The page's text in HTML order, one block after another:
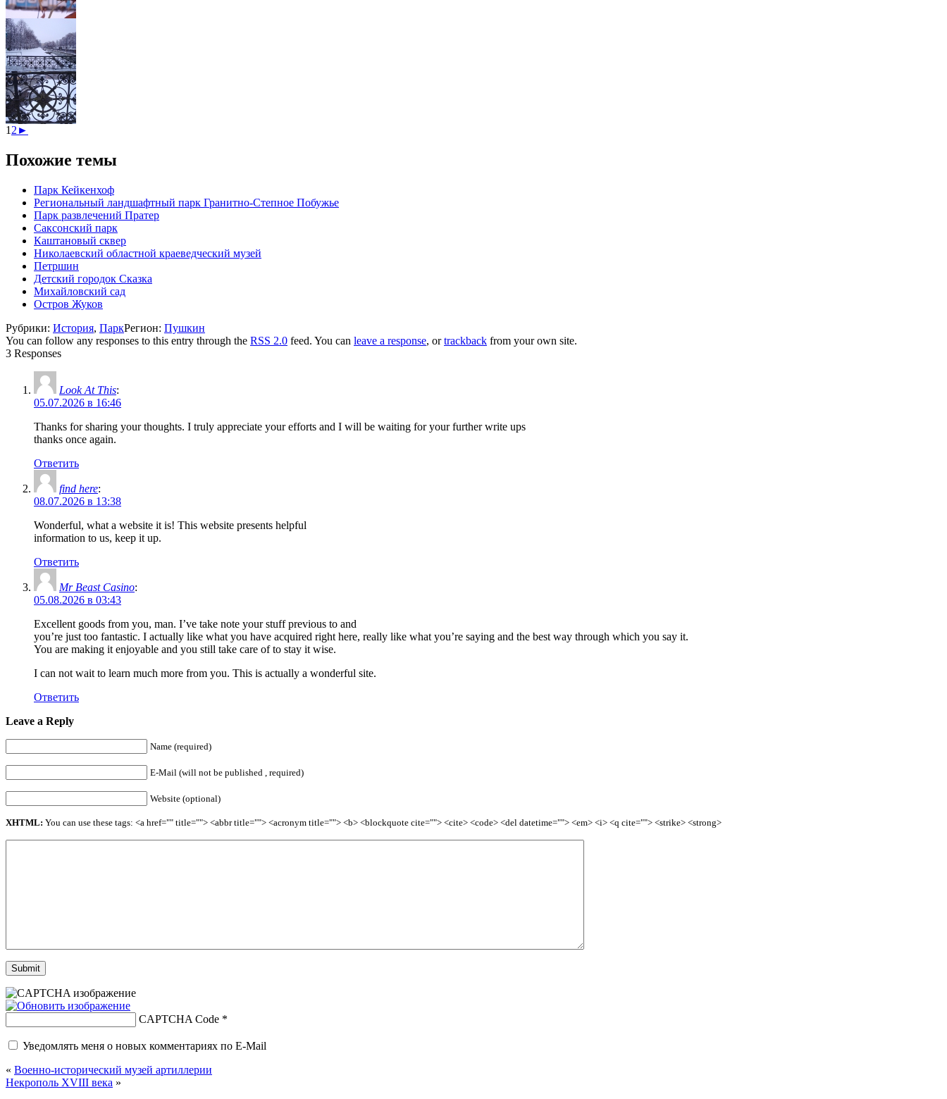
1 2 ►
Похожие темы
Парк Кейкенхоф
Региональный ландшафтный парк Гранитно-Степное Побужье
Парк развлечений Пратер
Саксонский парк
Каштановый сквер
Николаевский областной краеведческий музей
Петршин
Детский городок Сказка
Михайловский сад
Остров Жуков
Рубрики: История, ПаркРегион: Пушкин
You can follow any responses to this entry through the RSS 2.0 feed. You can leave a response, ortrackback from your own site.
3 Responses
Look At This:
05.07.2026 в 16:46
Thanks for sharing your thoughts. I truly appreciate your efforts and I will be waiting for your further write ups
thanks once again.
Ответить
find here:
08.07.2026 в 13:38
Wonderful, what a website it is! This website presents helpful
information to us, keep it up.
Ответить
Mr Beast Casino:
05.08.2026 в 03:43
Excellent goods from you, man. I’ve take note your stuff previous to and
you’re just too fantastic. I actually like what you have acquired right here, really like what you’re saying and the best way through which you say it.
You are making it enjoyable and you still take care of to stay it wise.
I can not wait to learn much more from you. This is actually a wonderful site.
Ответить
Leave a Reply
Name (required)
E-Mail (will not be published , required)
Website (optional)
XHTML: You can use these tags: <a href="" title=""> <abbr title=""> <acronym title=""> <b> <blockquote cite=""> <cite> <code> <del datetime=""> <em> <i> <q cite=""> <strike> <strong>
CAPTCHA Code *
Уведомлять меня о новых комментариях по E-Mail
« Военно-исторический музей артиллерии
Некрополь XVIII века »